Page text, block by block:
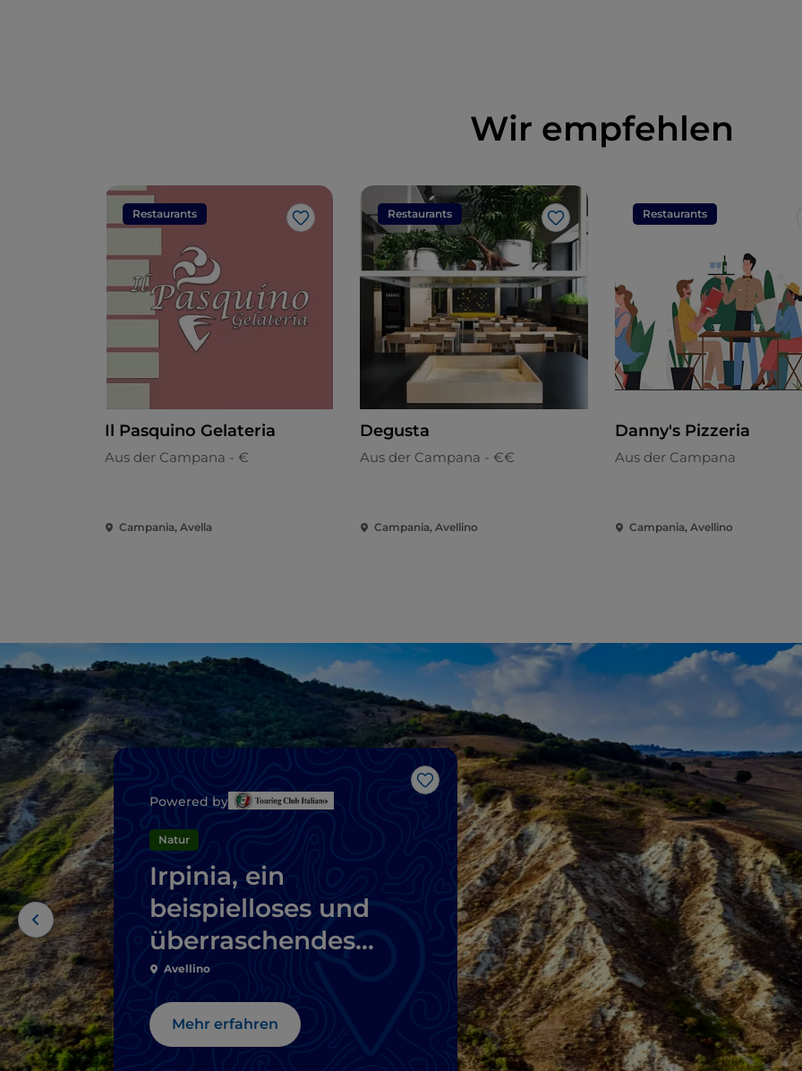
Wir empfehlen
Restaurants
Like
Il Pasquino Gelateria
Aus der Campana - €
Campania, Avella
Restaurants
Like
Degusta
Aus der Campana - €€
Campania, Avellino
Restaurants
Danny's Pizzeria
Aus der Campana
Campania, Avellino
Like
Powered by
Natur
Irpinia, ein
beispielloses und
überraschendes
Reiseziel
Avellino
Mehr erfahren